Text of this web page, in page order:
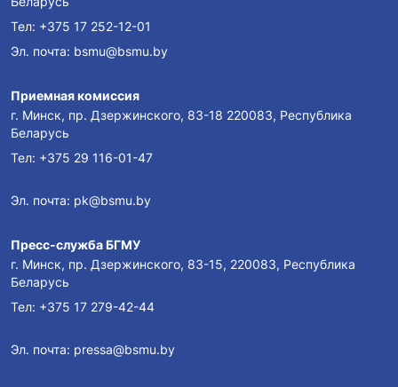
Тел: +375 17 252-12-01
Эл. почта: bsmu@bsmu.by
Приемная комиссия
г. Минск, пр. Дзержинского, 83-18 220083, Республика
Беларусь
Тел: +375 29 116-01-47
Эл. почта: pk@bsmu.by
Пресс-служба БГМУ
г. Минск, пр. Дзержинского, 83-15, 220083, Республика
Беларусь
Тел: +375 17 279-42-44
Эл. почта: pressa@bsmu.by